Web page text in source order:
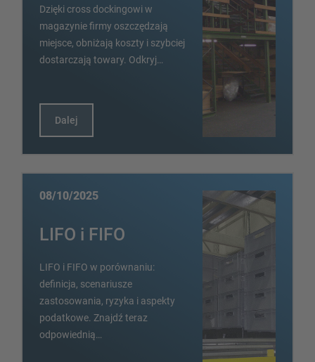
Dzięki cross dockingowi w
magazynie firmy oszczędzają
miejsce, obniżają koszty i szybciej
dostarczają towary. Odkryj…
Dalej
08/10/2025
LIFO i FIFO
LIFO i FIFO w porównaniu:
definicja, scenariusze
zastosowania, ryzyka i aspekty
podatkowe. Znajdź teraz
odpowiednią…